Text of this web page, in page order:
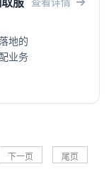
地的
业务
下一页
尾页